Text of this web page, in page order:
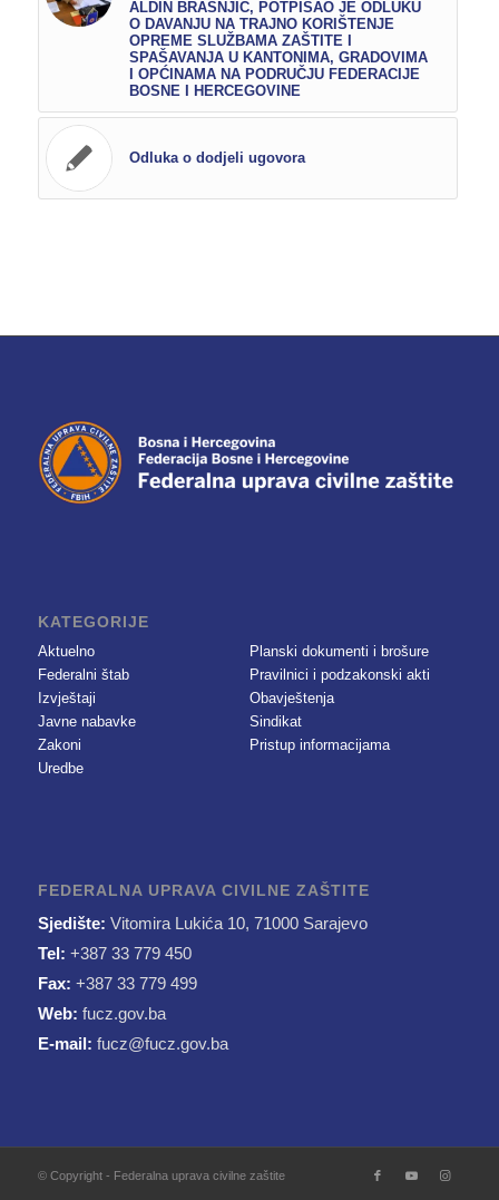
ALDIN BRAŠNJIĆ, POTPISAO JE ODLUKU
O DAVANJU NA TRAJNO KORIŠTENJE
OPREME SLUŽBAMA ZAŠTITE I
SPAŠAVANJA U KANTONIMA, GRADOVIMA
I OPĆINAMA NA PODRUČJU FEDERACIJE
BOSNE I HERCEGOVINE
Odluka o dodjeli ugovora
KATEGORIJE
Aktuelno
Federalni štab
Izvještaji
Javne nabavke
Zakoni
Uredbe
Planski dokumenti i brošure
Pravilnici i podzakonski akti
Obavještenja
Sindikat
Pristup informacijama
FEDERALNA UPRAVA CIVILNE ZAŠTITE
Sjedište: Vitomira Lukića 10, 71000 Sarajevo
Tel: +387 33 779 450
Fax: +387 33 779 499
Web: fucz.gov.ba
E-mail: fucz@fucz.gov.ba
© Copyright - Federalna uprava civilne zaštite